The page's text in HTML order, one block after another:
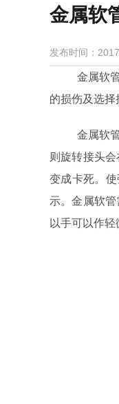
金属软
发布时间：
金属软管是
的损伤及选择
金属软管不
则旋转接头
变成卡死。
示。金属软
以手可以作轻